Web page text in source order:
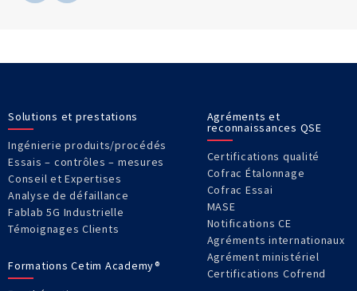
Solutions et prestations
Ingénierie produits/procédés
Essais – contrôles – mesures
Conseil et Expertises
Analyse de défaillance
Fablab 5G Industrielle
Témoignages Clients
Formations Cetim Academy®
Agréments et
reconnaissances QSE
Certifications qualité
Cofrac Étalonnage
Cofrac Essai
MASE
Notifications CE
Agréments internationaux
Agrément ministériel
Certifications Cofrend